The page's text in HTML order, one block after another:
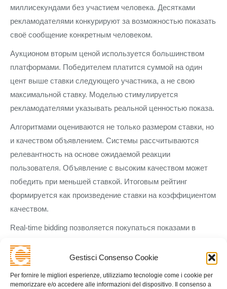
Gestisci Consenso Cookie
Per fornire le migliori esperienze, utilizziamo tecnologie come i cookie per
memorizzare e/o accedere alle informazioni del dispositivo. Il consenso a
миллисекундами без участием человека. Десятками
рекламодателями конкурируют за возможностью показать
своё сообщение конкретным человеком.
Аукционом вторым ценой используется большинством
платформами. Победителем платится суммой на один
цент выше ставки следующего участника, а не свою
максимальной ставку. Моделью стимулируется
рекламодателями указывать реальной ценностью показа.
Алгоритмами оцениваются не только размером ставки, но
и качеством объявлением. Системы рассчитываются
релевантность на основе ожидаемой реакции
пользователя. Объявление с высоким качеством может
победить при меньшей ставкой. Итоговым рейтинг
формируется как произведение ставки на коэффициентом
качеством.
Real-time bidding позволяется покупаться показами в
открывает страницу, информация о нёмавиатор игра
отправляется на рекламной биржей. Рекламодатели
получаются данные и делают ставками за долями